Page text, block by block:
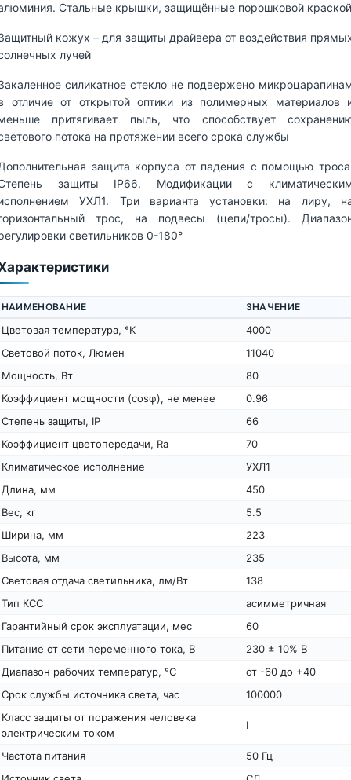
Стальные крышки, защищённые порошковой краской
кожух – для защиты драйвера от воздействия
лучей
силикатное стекло не подвержено
отличие от открытой оптики из полимерных материалов
притягивает пыль, что способствует
потока на протяжении всего срока службы
защита корпуса от падения с помощью
защиты IP66. Модификации с
УХЛ1. Три варианта установки: на лиру,
трос, на подвесы (цепи/тросы).
светильников 0-180°
НАИМЕНОВАНИЕ ЗНАЧЕНИЕ
Цветовая температура, °К
4000
Световой поток, Люмен
11040
Мощность, Вт
80
Коэффициент мощности (cosφ), не менее
0.96
Степень защиты, IP
66
Коэффициент цветопередачи, Ra
70
Климатическое исполнение
УХЛ1
Длина, мм
450
Вес, кг
5.5
Ширина, мм
223
Высота, мм
235
Световая отдача светильника, лм/Вт
138
Тип КСС
асимметричная
Гарантийный срок эксплуатации, мес
60
Питание от сети переменного тока, В
230 ± 10% В
Диапазон рабочих температур, °С
от -60 до +40
Срок службы источника света, час
100000
Класс защиты от поражения человека
электрическим током
I
Частота питания
50 Гц